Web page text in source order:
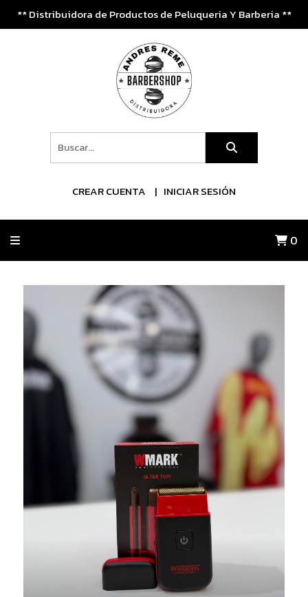
** Distribuidora de Productos de Peluqueria Y Barberia **
CREAR CUENTA INICIAR SESIÓN
0